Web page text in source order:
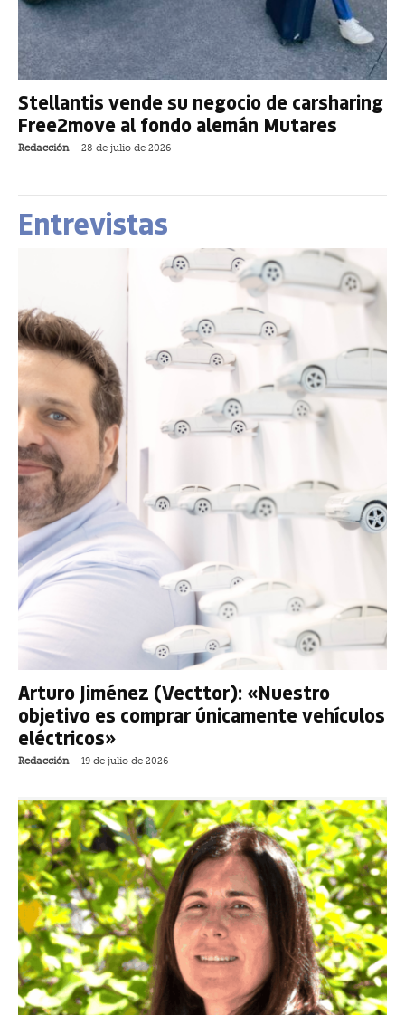
Stellantis vende su negocio de carsharing
Free2move al fondo alemán Mutares
Redacción - 28 de julio de 2026
Entrevistas
Arturo Jiménez (Vecttor): «Nuestro
objetivo es comprar únicamente vehículos
eléctricos»
Redacción - 19 de julio de 2026